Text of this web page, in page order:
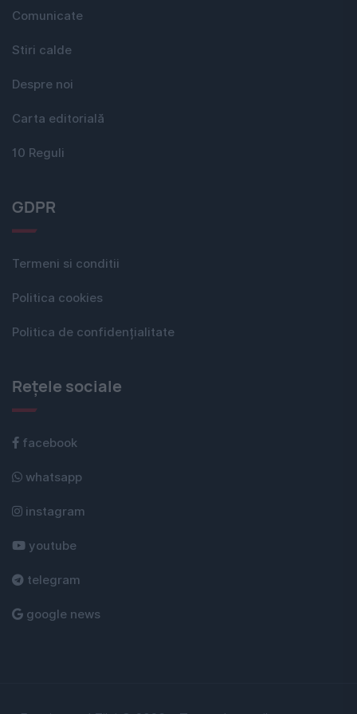
Comunicate
Stiri calde
Despre noi
Carta editorială
10 Reguli
GDPR
Termeni si conditii
Politica cookies
Politica de confidențialitate
Rețele sociale
facebook
whatsapp
instagram
youtube
telegram
google news